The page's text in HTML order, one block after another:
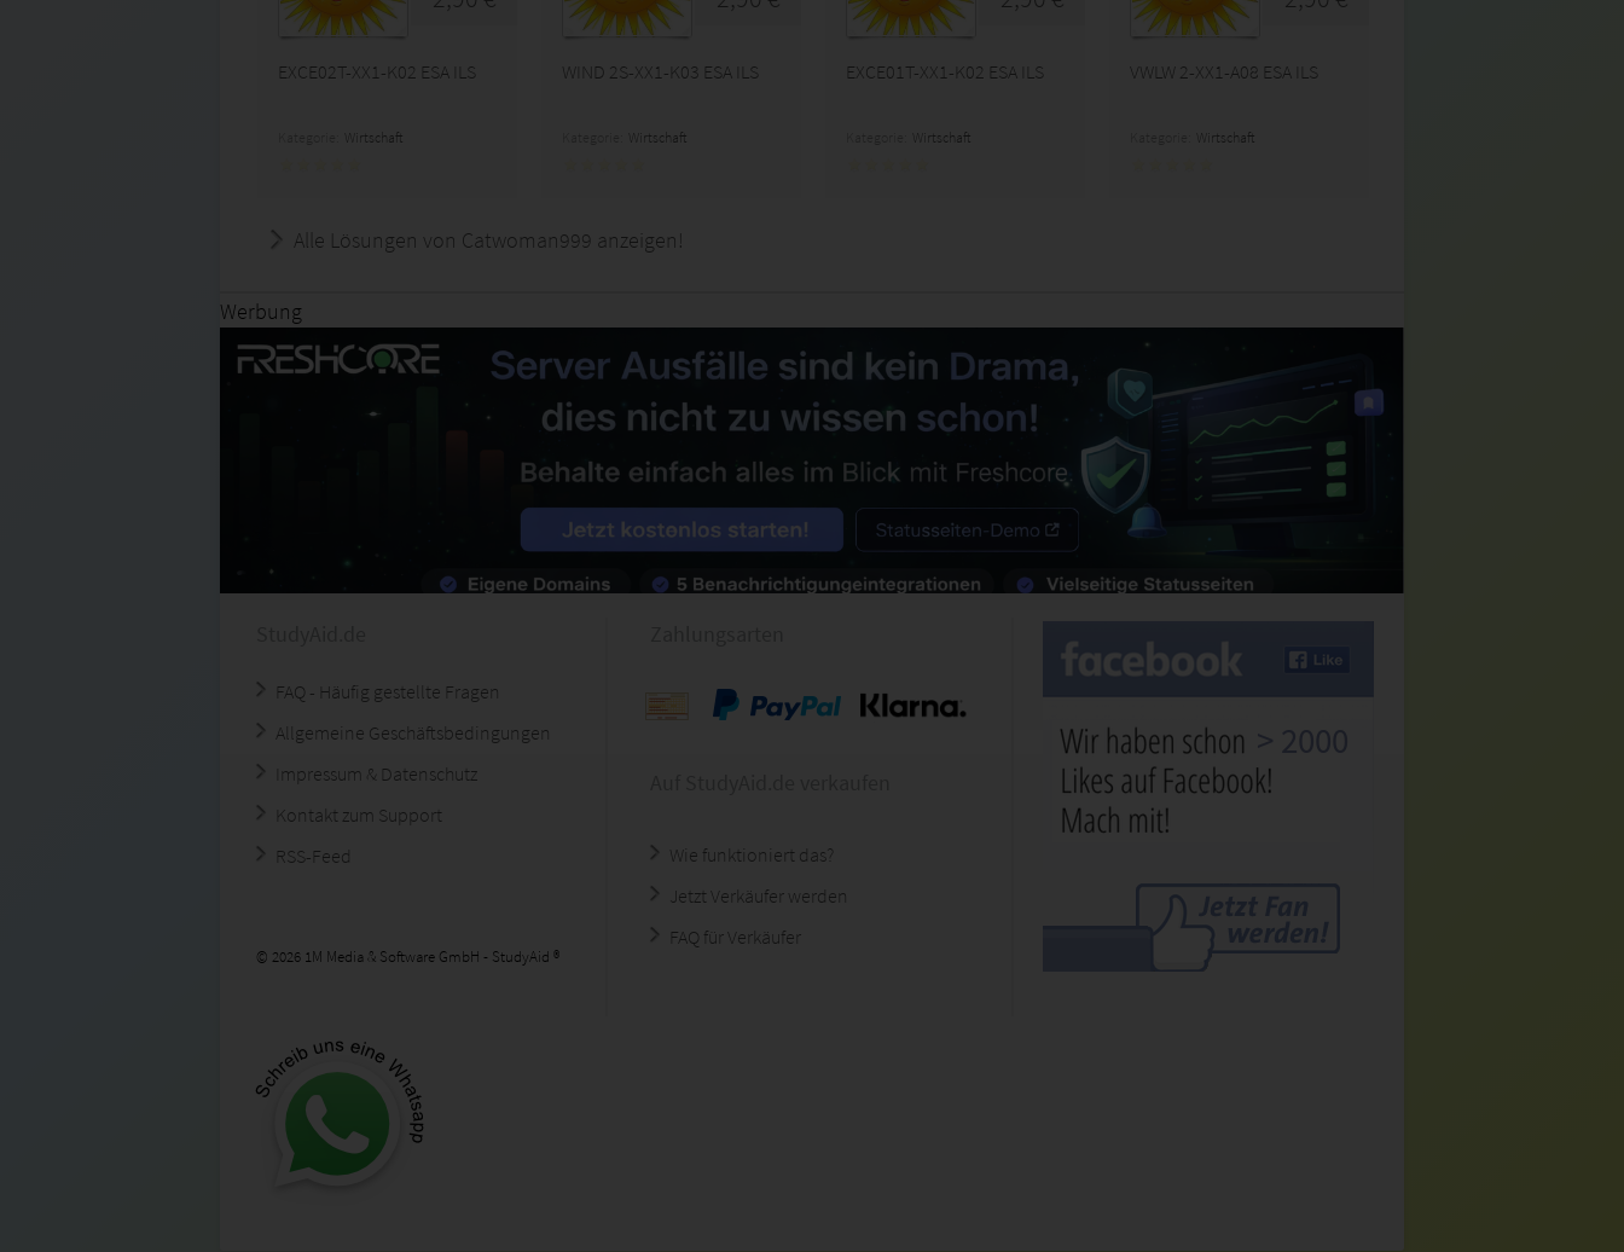
EXCE02T-XX1-K02 ESA ILS
Wirtschaft
WIND 2S-XX1-K03 ESA ILS
Wirtschaft
EXCE01T-XX1-K02 ESA ILS
Wirtschaft
VWLW 2-XX1-A08 ESA ILS
Wirtschaft
Alle Lösungen von Catwoman999 anzeigen!
Werbung
FAQ - Häufig gestellte Fragen
Allgemeine Geschäftsbedingungen
Impressum & Datenschutz
Kontakt zum Support
RSS-Feed
© 2026 1M Media & Software GmbH - StudyAid ®
Wie funktioniert das?
Jetzt Verkäufer werden
FAQ für Verkäufer
> 2000